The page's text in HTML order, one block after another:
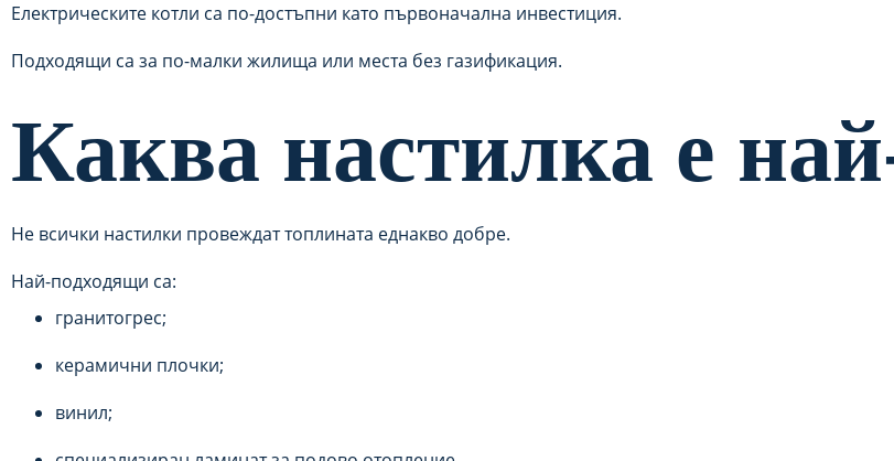
Електрическите котли са по-достъпни като първоначална инвестиция.
Подходящи са за по-малки жилища или места без газификация.
Каква настилка е
Не всички настилки провеждат топлината еднакво добре.
Най-подходящи са:
гранитогрес;
керамични плочки;
винил;